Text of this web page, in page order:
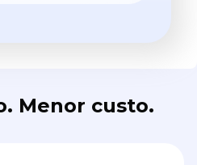
Menor custo.